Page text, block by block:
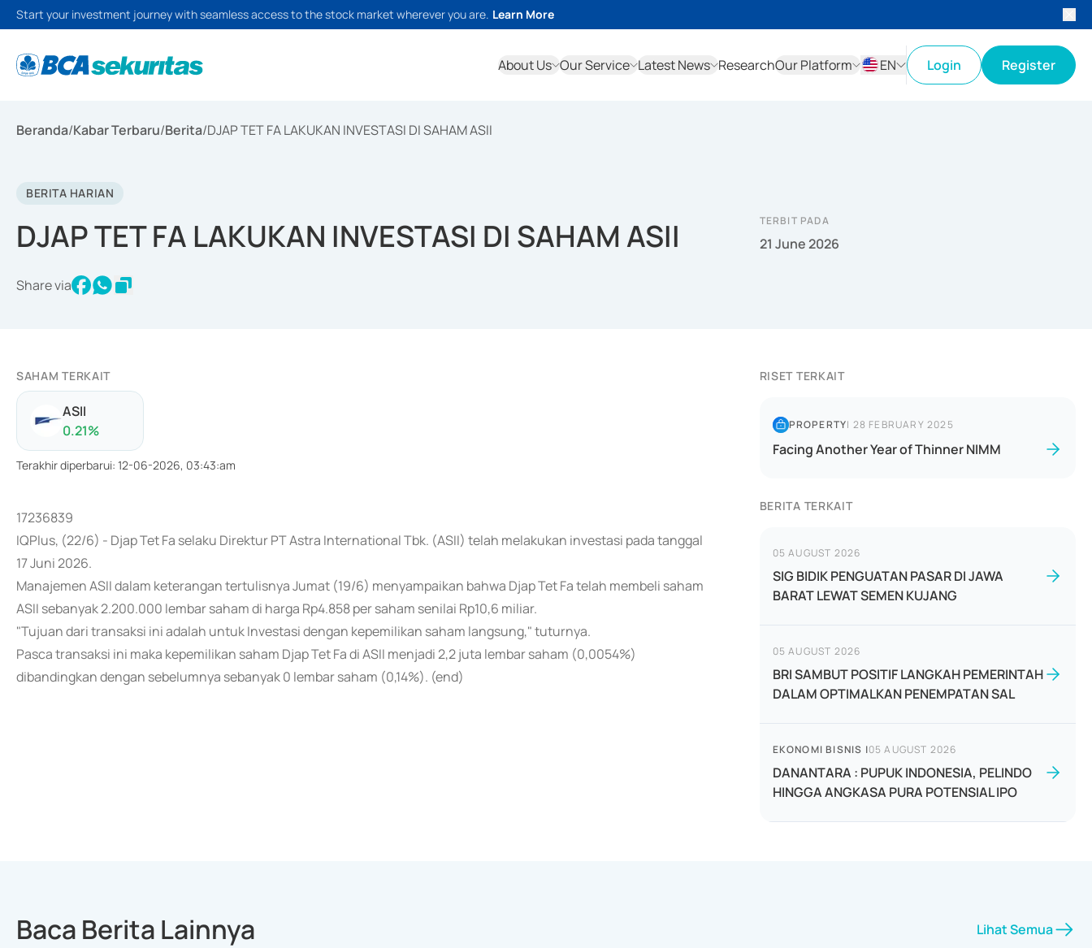
Start your investment journey with seamless access to the stock market wherever you are. Learn More
About Us Our Service Latest News ResearchOur Platform
EN
Login Register
Beranda/Kabar Terbaru/Berita/DJAP TET FA LAKUKAN INVESTASI DI SAHAM ASII
BERITA HARIAN
DJAP TET FA LAKUKAN INVESTASI DI SAHAM ASII
Share via
TERBIT PADA
21 June 2026
SAHAM TERKAIT
ASII
0.21%
Terakhir diperbarui: 12-06-2026, 03:43:am
17236839
IQPlus, (22/6) - Djap Tet Fa selaku Direktur PT Astra International Tbk. (ASII) telah melakukan investasi pada tanggal
17 Juni 2026.
Manajemen ASII dalam keterangan tertulisnya Jumat (19/6) menyampaikan bahwa Djap Tet Fa telah membeli saham
ASII sebanyak 2.200.000 lembar saham di harga Rp4.858 per saham senilai Rp10,6 miliar.
"Tujuan dari transaksi ini adalah untuk Investasi dengan kepemilikan saham langsung," tuturnya.
Pasca transaksi ini maka kepemilikan saham Djap Tet Fa di ASII menjadi 2,2 juta lembar saham (0,0054%)
dibandingkan dengan sebelumnya sebanyak 0 lembar saham (0,14%). (end)
RISET TERKAIT
PROPERTY| 28 FEBRUARY 2025
Facing Another Year of Thinner NIMM
BERITA TERKAIT
05 AUGUST 2026
SIG BIDIK PENGUATAN PASAR DI JAWA
BARAT LEWAT SEMEN KUJANG
05 AUGUST 2026
BRI SAMBUT POSITIF LANGKAH PEMERINTAH
DALAM OPTIMALKAN PENEMPATAN SAL
EKONOMI BISNIS |05 AUGUST 2026
DANANTARA : PUPUK INDONESIA, PELINDO
HINGGA ANGKASA PURA POTENSIAL IPO
Baca Berita Lainnya Lihat Semua